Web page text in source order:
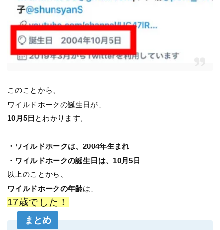
このことから、
ワイルドホークの誕生日が、
10月5日 とわかります。
・ワイルドホークは、2004年生まれ
・ワイルドホークの誕生日は、10月5日
以上のことから、
ワイルドホークの年齢は、
17歳でした！
まとめ